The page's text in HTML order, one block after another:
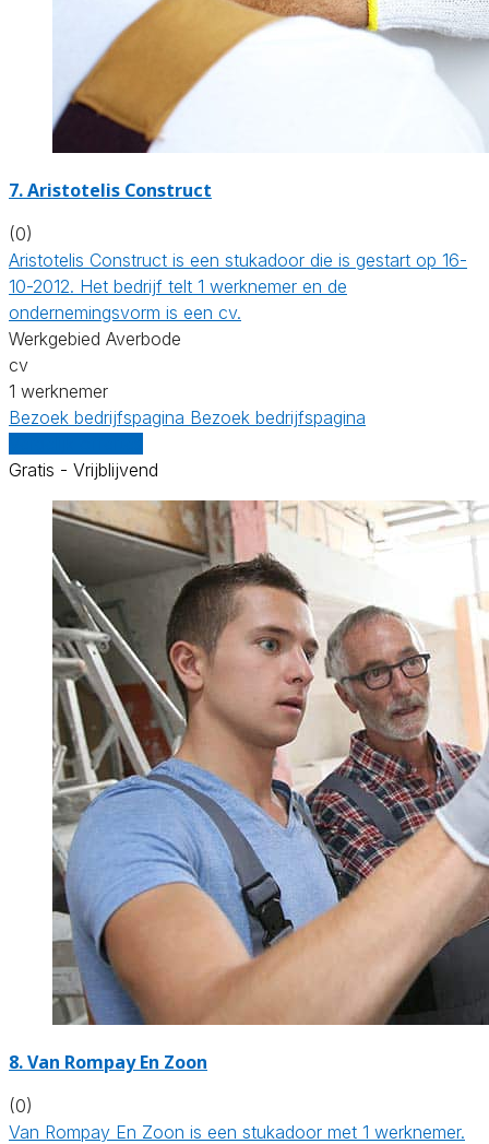
7. Aristotelis Construct
(0)
Aristotelis Construct is een stukadoor die is gestart op 16-
10-2012. Het bedrijf telt 1 werknemer en de
ondernemingsvorm is een cv.
Werkgebied Averbode
cv
1 werknemer
Bezoek bedrijfspagina Bezoek bedrijfspagina
Gratis - Vrijblijvend
8. Van Rompay En Zoon
(0)
Van Rompay En Zoon is een stukadoor met 1 werknemer.